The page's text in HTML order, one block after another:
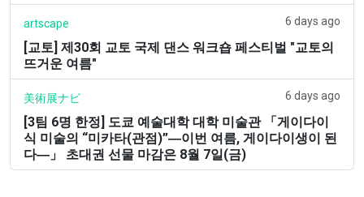
artscape 6 days ago
[교토] 제30회 교토 국제 댄스 워크숍 페스티벌 "교토의
뜨거운 여름"
美術展ナビ 6 days ago
[3팀 6명 한정] 도쿄 예술대학 대학 미술관 「게이다이
식 미술의 “미카타(관점)”―이번 여름, 게이다이생이 된
다―」 초대권 선물 마감은 8월 7일(금)